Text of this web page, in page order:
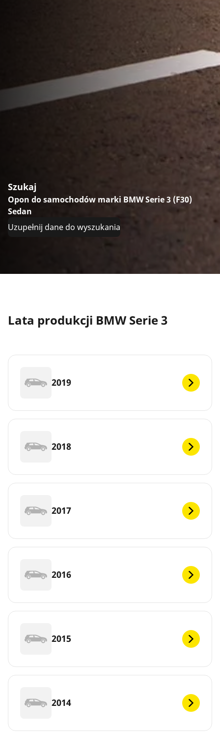
Szukaj
Opon do samochodów marki BMW Serie 3 (F30)
Sedan
Uzupełnij dane do wyszukania
Lata produkcji BMW Serie 3
2019
2018
2017
2016
2015
2014